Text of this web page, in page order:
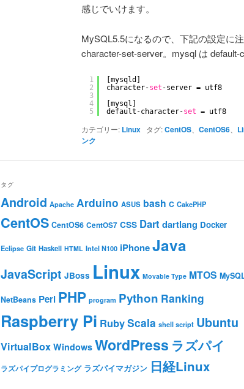
感じでいけます。
MySQL5.5になるので、下記の設定に
character-set-server。mysql は default-
1
2
3
4
5
[mysqld]
character-set -server = utf8
[mysql]
default-character-set = utf8
カテゴリー: Linuxタグ:CentOS、 CentOS6、
ンク
タグ
Android Apache Arduino ASUS bash C CakePHP
CentOS CentOS6 CentOS7 CSS Dart dartlang Docker
Eclipse Git Haskell HTML Intel N100 iPhoneJava
JavaScript JBoss Linux Movable Type MTOS
NetBeans Perl PHP program Python Ranking
Raspberry Pi RubyScala shell script Ubuntu
VirtualBox Windows WordPress ラズパイ
ラズパイプログラミング ラズパイマガジン 日経Linux